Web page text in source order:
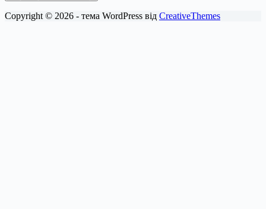
Copyright © 2026 - тема WordPress від CreativeThemes